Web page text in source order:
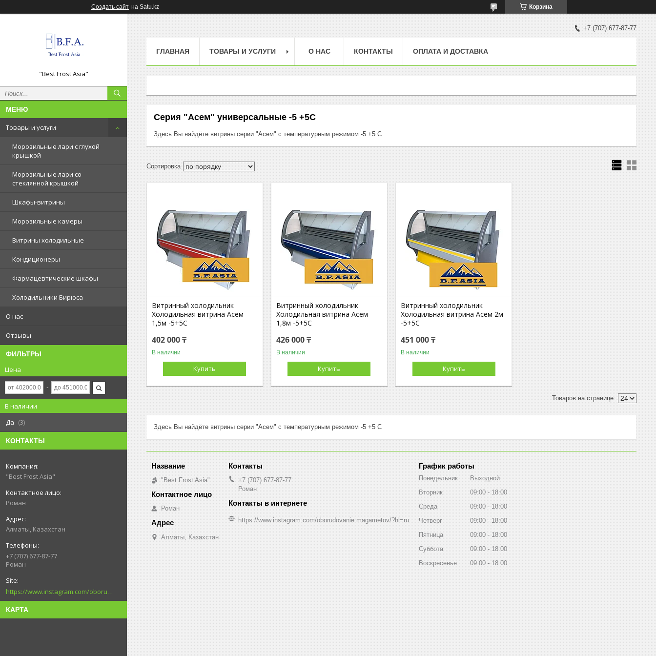
Создать сайт на Satu.kz Корзина
"Best Frost Asia"
Товары и услуги
Морозильные лари с глухой
крышкой
Морозильные лари со
стеклянной крышкой
Шкафы-витрины
Морозильные камеры
Витрины холодильные
Кондиционеры
Фармацевтические шкафы
Холодильники Бирюса
О нас
Отзывы
ФИЛЬТРЫ
Цена
В наличии
Да
3
КОНТАКТЫ
"Best Frost Asia"
Роман
Алматы, Казахстан
+7 (707) 677-87-77
Роман
https://www.instagram.com/oborudovanie.magametov/?hl=ru
КАРТА
+7 (707) 677-87-77
ГЛАВНАЯ ТОВАРЫ И УСЛУГИ О НАС КОНТАКТЫ ОПЛАТА И ДОСТАВКА
Серия "Асем" универсальные -5 +5С
Здесь Вы найдёте витрины серии "Асем" с температурным режимом -5 +5 С
Витринный холодильник
Холодильная витрина Асем
1,5м -5+5С
402 000 ₸
В наличии
Купить
Витринный холодильник
Холодильная витрина Асем
1,8м -5+5С
426 000 ₸
В наличии
Купить
Витринный холодильник
Холодильная витрина Асем 2м
-5+5С
451 000 ₸
В наличии
Купить
Здесь Вы найдёте витрины серии "Асем" с температурным режимом -5 +5 С
"Best Frost Asia"
Роман
Алматы, Казахстан
+7 (707) 677-87-77
Роман
https://www.instagram.com/oborudovanie.magametov/?hl=ru
График работы
Понедельник
Выходной
Вторник
09:00
18:00
Среда
09:00
18:00
Четверг
09:00
18:00
Пятница
09:00
18:00
Суббота
09:00
18:00
Воскресенье
09:00 18:00